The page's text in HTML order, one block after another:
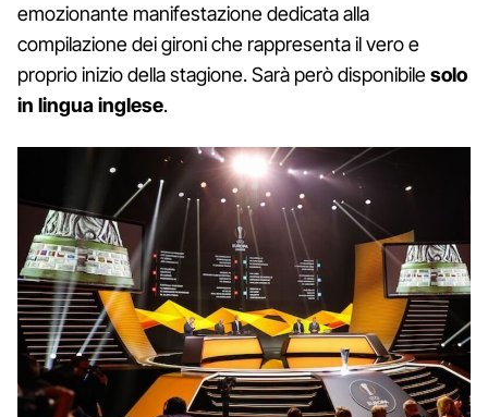
emozionante manifestazione dedicata alla
compilazione dei gironi che rappresenta il vero e
proprio inizio della stagione. Sarà però disponibilesolo
in lingua inglese.